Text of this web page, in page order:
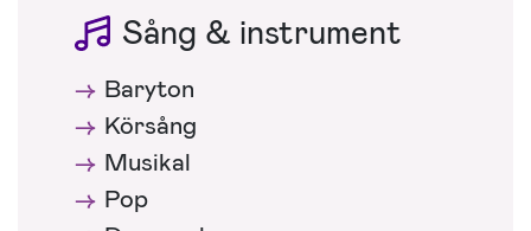
Sång & instrument
Baryton
Körsång
Musikal
Pop